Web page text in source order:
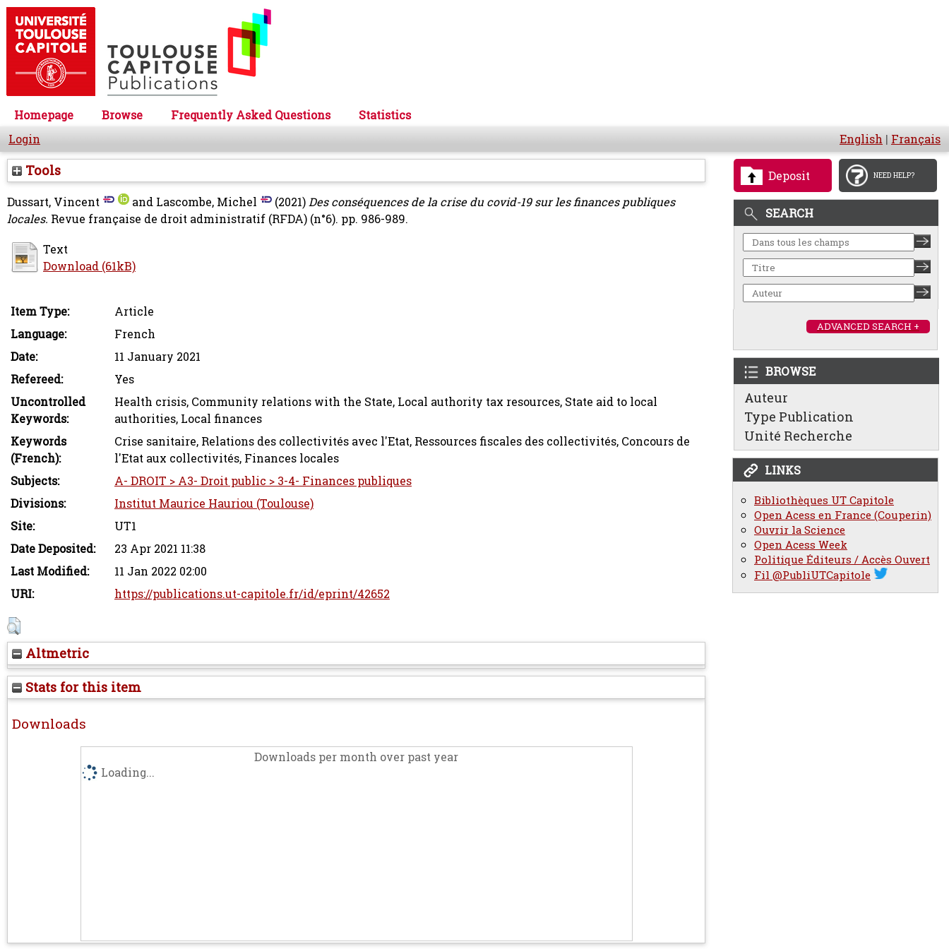
Homepage Browse Frequently Asked Questions
Statistics
Login
English | Français
Deposit NEED HELP?
SEARCH
ADVANCED SEARCH +
BROWSE
Auteur
Type Publication
Unité Recherche
LINKS
Bibliothèques UT Capitole
Open Acess en France (Couperin)
Ouvrir la Science
Open Acess Week
Politique Éditeurs / Accès Ouvert
Fil @PubliUTCapitole
Tools
Dussart, Vincent and Lascombe, Michel (2021)Des conséquences de la crise du covid-19 sur les finances publiques
locales. Revue française de droit administratif (RFDA) (n°6). pp. 986-989.
Text
Download (61kB)
Item Type:
Article
Language:
French
Date:
11 January 2021
Refereed:
Yes
Uncontrolled
Keywords:
Health crisis, Community relations with the State, Local authority tax resources, State aid to local
authorities, Local finances
Keywords
(French):
Crise sanitaire, Relations des collectivités avec l'Etat, Ressources fiscales des collectivités, Concours de
l'Etat aux collectivités, Finances locales
Subjects:
A- DROIT > A3- Droit public > 3-4- Finances publiques
Divisions:
Institut Maurice Hauriou (Toulouse)
Site:
UT1
Date Deposited:
23 Apr 2021 11:38
Last Modified:
11 Jan 2022 02:00
URI:
https://publications.ut-capitole.fr/id/eprint/42652
Altmetric
Stats for this item
Downloads
Downloads per month over past year
Loading...